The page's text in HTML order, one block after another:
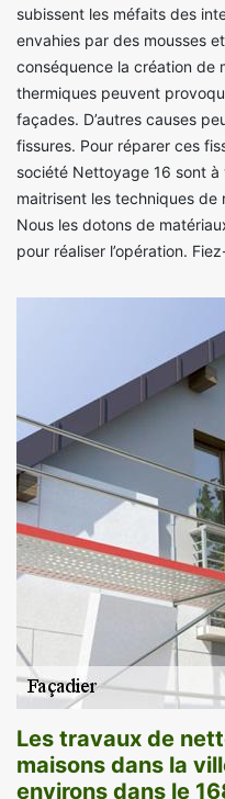
subissent les méfaits des
envahies par des mousses
conséquence la création de
thermiques peuvent
façades. D’autres causes
fissures. Pour réparer ces
société Nettoyage 16 sont
maitrisent les techniques
Nous les dotons de
pour réaliser l’opération.
Les travaux de
maisons dans la
environs dans le